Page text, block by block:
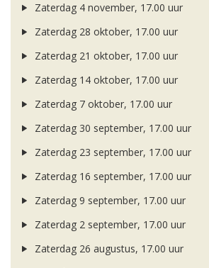
Zaterdag 4 november, 17.00 uur
Zaterdag 28 oktober, 17.00 uur
Zaterdag 21 oktober, 17.00 uur
Zaterdag 14 oktober, 17.00 uur
Zaterdag 7 oktober, 17.00 uur
Zaterdag 30 september, 17.00 uur
Zaterdag 23 september, 17.00 uur
Zaterdag 16 september, 17.00 uur
Zaterdag 9 september, 17.00 uur
Zaterdag 2 september, 17.00 uur
Zaterdag 26 augustus, 17.00 uur